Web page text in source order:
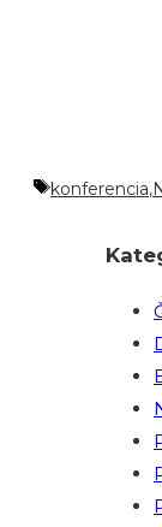
Značky
konferencia,